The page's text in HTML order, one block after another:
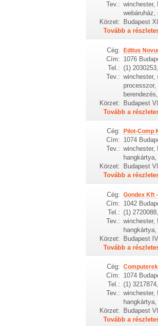
Tev.: winchester,
Körzet:
Budapest
Tovább a
Cég: Editus
Cím: 1076
Tel.: (1)
Tev.: winchester,
Körzet:
Budapest
Tovább a
Cég: Pilot-Comp
Cím: 1074
Tev.: winchester,
Körzet:
Budapest
Tovább a
Cég: Gondex Kft
Cím: 1042
Tel.: (1)
Tev.: winchester,
Körzet: Budapest
Tovább a
Cég:
Cím: 1074
Tel.: (1)
Tev.: winchester,
Körzet:
Budapest
Tovább a